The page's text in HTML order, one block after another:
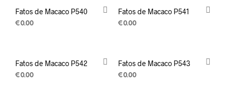
Fatos de Macaco P540
€0.00
Fatos de Macaco P541
€0.00
Fatos de Macaco P542
€0.00
Fatos de Macaco P543
€0.00